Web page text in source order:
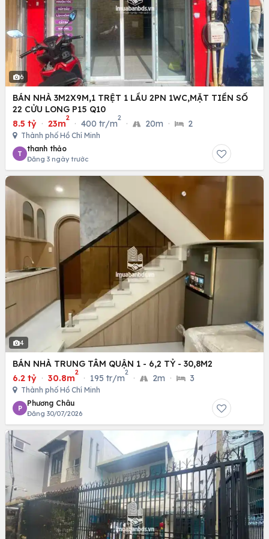
6
BÁN NHÀ 3M2X9M,1 TRỆT 1 LẦU 2PN 1WC,MẶT TIỀN SỐ
22 CỬU LONG P15 Q10
8.5 tỷ · 23m
2
· 400 tr/m
2
· 20m · 2
Thành phố Hồ Chí Minh
T
thanh thảo
Đăng 3 ngày trước
4
BÁN NHÀ TRUNG TÂM QUẬN 1 - 6,2 TỶ - 30,8M2
6.2 tỷ · 30.8m
2
· 195 tr/m
2
· 2m · 3
Thành phố Hồ Chí Minh
P
Phương Châu
Đăng 30/07/2026